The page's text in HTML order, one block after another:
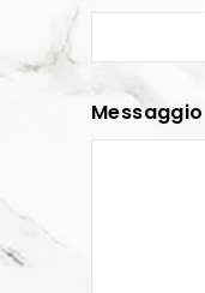
Messaggio